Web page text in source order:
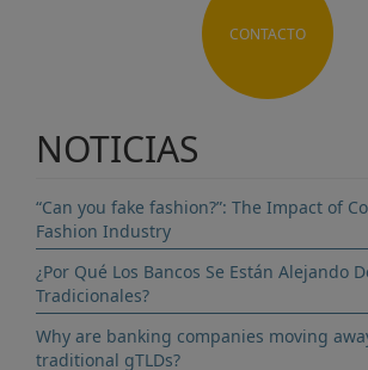
CONTACTO
NOTICIAS
“Can you fake fashion?”: The Impact of
Fashion Industry
¿Por Qué Los Bancos Se Están Alejando
Tradicionales?
Why are banking companies moving
traditional gTLDs?